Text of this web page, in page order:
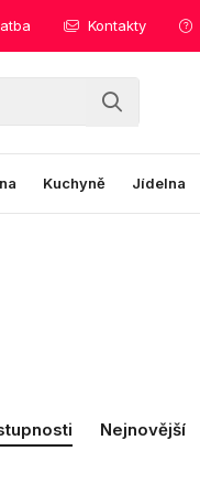
Kontakty
Kuchyně Jídelna
Nejnovější